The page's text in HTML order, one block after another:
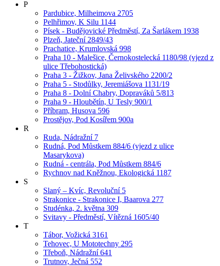
P
Pardubice, Milheimova 2705
Pelhřimov, K Silu 1144
Písek - Budějovické Předměstí, Za Šarlákem 1938
Plzeň, Jateční 2849/43
Prachatice, Krumlovská 998
Praha 10 - Malešice, Černokostelecká 1180/98 (vjezd z
ulice Třebohostická)
Praha 3 - Žižkov, Jana Želivského 2200/2
Praha 5 - Stodůlky, Jeremiášova 1131/19
Praha 8 - Dolní Chabry, Dopraváků 5/813
Praha 9 - Hloubětín, U Tesly 900/1
Příbram, Husova 596
Prostějov, Pod Kosířem 900a
R
Ruda, Nádražní 7
Rudná, Pod Můstkem 884/6 (vjezd z ulice
Masarykova)
Rudná - centrála, Pod Můstkem 884/6
Rychnov nad Kněžnou, Ekologická 1187
S
Slaný – Kvíc, Revoluční 5
Strakonice - Strakonice I, Baarova 277
Studénka, 2. května 309
Svitavy - Předměstí, Vítězná 1605/40
T
Tábor, Vožická 3161
Tehovec, U Mototechny 295
Třeboň, Nádražní 641
Trutnov, Ječná 552